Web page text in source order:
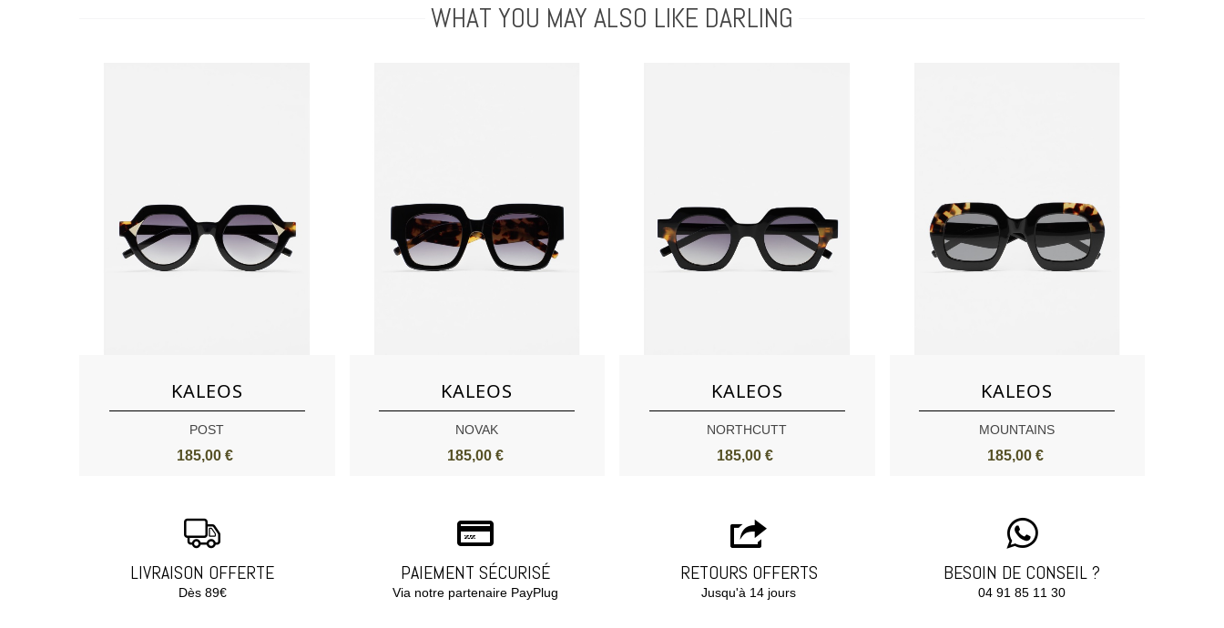
WHAT YOU MAY ALSO LIKE DARLING
KALEOS
POST
185,00 €
KALEOS
NOVAK
185,00 €
KALEOS
NORTHCUTT
185,00 €
KALEOS
MOUNTAINS
185,00 €
LIVRAISON OFFERTE
Dès 89€
PAIEMENT SÉCURISÉ
Via notre partenaire PayPlug
RETOURS OFFERTS
Jusqu'à 14 jours
BESOIN DE CONSEIL ?
04 91 85 11 30‬